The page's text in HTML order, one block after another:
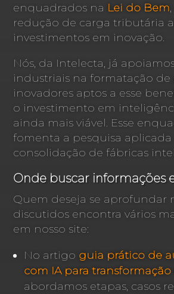
enquadrados na Lei do Bem
redução de carga tributária
investimentos em inovação.
Nós, da Intelecta, já
industriais na formatação de
inovadores aptos a esse
o investimento em
ainda mais viável. Esse
fomenta a pesquisa aplicada
consolidação de fábricas
Onde buscar informações
Quem deseja se aprofundar
discutidos encontra vários
em nosso site:
No artigo guia prático de
com IA para
abordamos etapas, casos